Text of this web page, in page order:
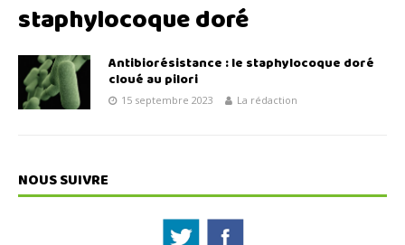
staphylocoque doré
Antibiorésistance : le staphylocoque doré
cloué au pilori
15 septembre 2023 La rédaction
NOUS SUIVRE